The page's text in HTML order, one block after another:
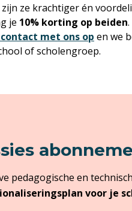
zijn ze krachtiger én
je 10% korting op beiden.
met ons op en we
of scholengroep.
pedagogische en
voor je